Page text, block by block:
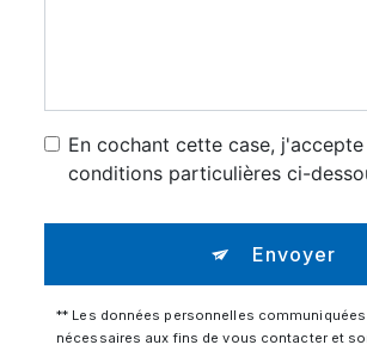
En cochant cette case, j'accepte
conditions particulières ci-
Envoyer
** Les données personnelles
nécessaires aux fins de vous contacter et